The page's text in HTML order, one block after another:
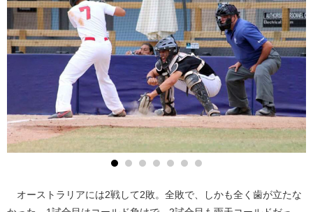
オーストラリアには2戦して2敗。全敗で、しかも全く歯が立たな